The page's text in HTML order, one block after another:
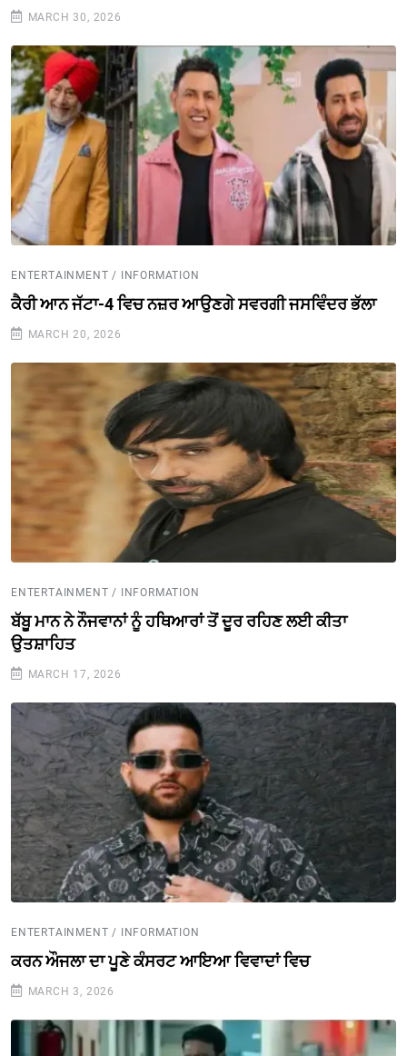
MARCH 30, 2026
ENTERTAINMENT / INFORMATION
ਕੈਰੀ ਆਨ ਜੱਟਾ-4 ਵਿਚ ਨਜ਼ਰ ਆਉਣਗੇ ਸਵਰਗੀ ਜਸਵਿੰਦਰ ਭੱਲਾ
MARCH 20, 2026
ENTERTAINMENT / INFORMATION
ਬੱਬੂ ਮਾਨ ਨੇ ਨੌਜਵਾਨਾਂ ਨੂੰ ਹਥਿਆਰਾਂ ਤੋਂ ਦੂਰ ਰਹਿਣ ਲਈ ਕੀਤਾ
ਉਤਸ਼ਾਹਿਤ
MARCH 17, 2026
ENTERTAINMENT / INFORMATION
ਕਰਨ ਔਜਲਾ ਦਾ ਪੂਣੇ ਕੰਸਰਟ ਆਇਆ ਵਿਵਾਦਾਂ ਵਿਚ
MARCH 3, 2026